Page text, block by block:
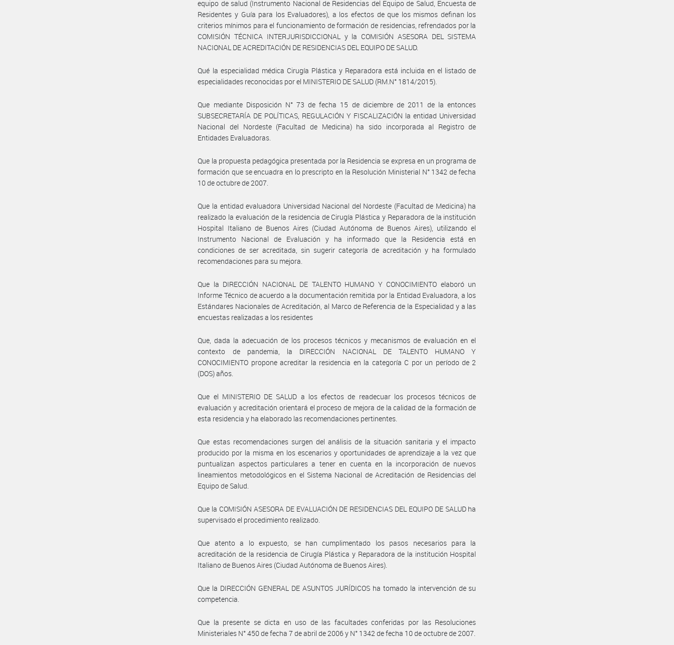
equipo de salud (Instrumento Nacional de Residencias del Equipo de Salud, Encuesta de
Residentes y Guía para los Evaluadores), a los efectos de que los mismos definan los
criterios mínimos para el funcionamiento de formación de residencias, refrendados por la
COMISIÓN TÉCNICA INTERJURISDICCIONAL y la COMISIÓN ASESORA DEL SISTEMA
NACIONAL DE ACREDITACIÓN DE RESIDENCIAS DEL EQUIPO DE SALUD.
Qué la especialidad médica Cirugía Plástica y Reparadora está incluida en el listado de
especialidades reconocidas por el MINISTERIO DE SALUD (RM.N° 1814/2015).
Que mediante Disposición N° 73 de fecha 15 de diciembre de 2011 de la entonces
SUBSECRETARÍA DE POLÍTICAS, REGULACIÓN Y FISCALIZACIÓN la entidad Universidad
Nacional del Nordeste (Facultad de Medicina) ha sido incorporada al Registro de
Entidades Evaluadoras.
Que la propuesta pedagógica presentada por la Residencia se expresa en un programa de
formación que se encuadra en lo prescripto en la Resolución Ministerial N° 1342 de fecha
10 de octubre de 2007.
Que la entidad evaluadora Universidad Nacional del Nordeste (Facultad de Medicina) ha
realizado la evaluación de la residencia de Cirugía Plástica y Reparadora de la institución
Hospital Italiano de Buenos Aires (Ciudad Autónoma de Buenos Aires), utilizando el
Instrumento Nacional de Evaluación y ha informado que la Residencia está en
condiciones de ser acreditada, sin sugerir categoría de acreditación y ha formulado
recomendaciones para su mejora.
Que la DIRECCIÓN NACIONAL DE TALENTO HUMANO Y CONOCIMIENTO elaboró un
Informe Técnico de acuerdo a la documentación remitida por la Entidad Evaluadora, a los
Estándares Nacionales de Acreditación, al Marco de Referencia de la Especialidad y a las
encuestas realizadas a los residentes
Que, dada la adecuación de los procesos técnicos y mecanismos de evaluación en el
contexto de pandemia, la DIRECCIÓN NACIONAL DE TALENTO HUMANO Y
CONOCIMIENTO propone acreditar la residencia en la categoría C por un período de 2
(DOS) años.
Que el MINISTERIO DE SALUD a los efectos de readecuar los procesos técnicos de
evaluación y acreditación orientará el proceso de mejora de la calidad de la formación de
esta residencia y ha elaborado las recomendaciones pertinentes.
Que estas recomendaciones surgen del análisis de la situación sanitaria y el impacto
producido por la misma en los escenarios y oportunidades de aprendizaje a la vez que
puntualizan aspectos particulares a tener en cuenta en la incorporación de nuevos
lineamientos metodológicos en el Sistema Nacional de Acreditación de Residencias del
Equipo de Salud.
Que la COMISIÓN ASESORA DE EVALUACIÓN DE RESIDENCIAS DEL EQUIPO DE SALUD ha
supervisado el procedimiento realizado.
Que atento a lo expuesto, se han cumplimentado los pasos necesarios para la
acreditación de la residencia de Cirugía Plástica y Reparadora de la institución Hospital
Italiano de Buenos Aires (Ciudad Autónoma de Buenos Aires).
Que la DIRECCIÓN GENERAL DE ASUNTOS JURÍDICOS ha tomado la intervención de su
competencia.
Que la presente se dicta en uso de las facultades conferidas por las Resoluciones
Ministeriales N° 450 de fecha 7 de abril de 2006 y N° 1342 de fecha 10 de octubre de 2007.